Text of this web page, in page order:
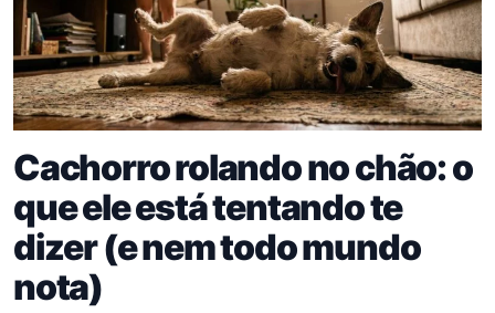
Cachorro rolando no chão: o
que ele está tentando te
dizer (e nem todo mundo
nota)